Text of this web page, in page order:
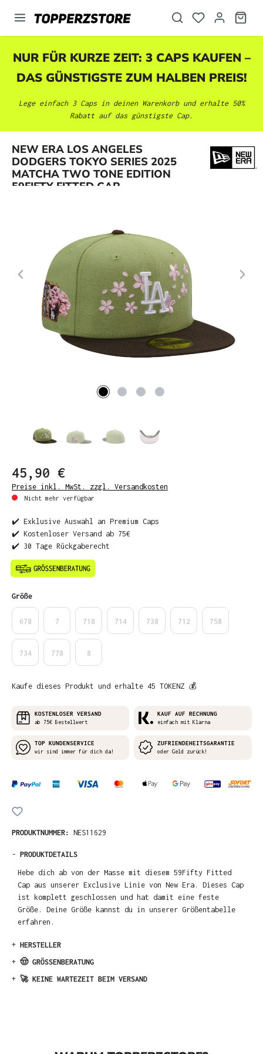
springen
NUR FÜR KURZE ZEIT: 3 CAPS KAUFEN –
DAS GÜNSTIGSTE ZUM HALBEN PREIS!
Lege einfach 3 Caps in deinen Warenkorb und erhalte 50%
Rabatt auf das günstigste Cap.
NEW ERA LOS ANGELES
DODGERS TOKYO SERIES 2025
MATCHA TWO TONE EDITION
59FIFTY FITTED CAP
Bildergalerie überspringen
45,90 €
Preise inkl. MwSt. zzgl. Versandkosten
Nicht mehr verfügbar
✔️ Exklusive Auswahl an Premium Caps
✔️ Kostenloser Versand ab 75€
✔️ 30 Tage Rückgaberecht
Größeauswählen
678 7 718 714 738 712 758
734 778 8
Kaufe dieses Produkt und erhalte 45 TOKENZ 💰
KOSTENLOSER VERSAND
ab 75€ Bestellwert
KAUF AUF RECHNUNG
einfach mit Klarna
TOP KUNDENSERVICE
wir sind immer für dich da!
ZUFRIENDEHEITSGARANTIE
oder Geld zurück!
PRODUKTNUMMER: NES11629
- PRODUKTDETAILS
Hebe dich ab von der Masse mit diesem 59Fifty Fitted
Cap aus unserer Exclusive Linie von New Era. Dieses Cap
ist komplett geschlossen und hat damit eine feste
Größe. Deine Größe kannst du in unserer Größentabelle
erfahren.
+ HERSTELLER
+ 🤠 GRÖSSENBERATUNG
+ 🚀 KEINE WARTEZEIT BEIM VERSAND